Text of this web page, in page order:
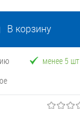
В корзину
менее 5 шт